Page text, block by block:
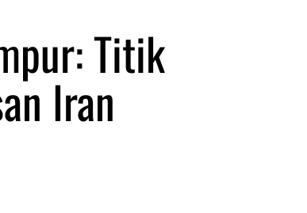
Titik
Iran